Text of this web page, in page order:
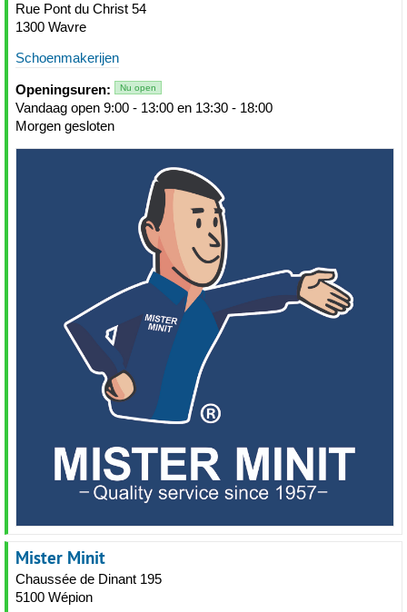
Rue Pont du Christ 54
1300 Wavre
Schoenmakerijen
Openingsuren: Nu open
Vandaag open 9:00 - 13:00 en 13:30 - 18:00
Morgen gesloten
Mister Minit
Chaussée de Dinant 195
5100 Wépion